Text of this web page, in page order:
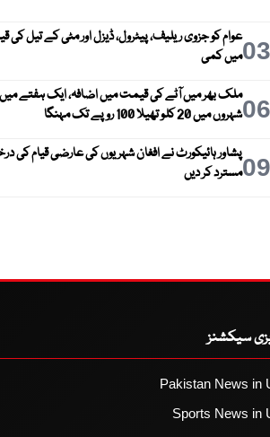
03عوام کو جزوی ریلیف، پیٹرول، ڈیزل اور مٹی کے تیل کی
میں کمی
06ملک بھر میں آٹے کی قیمت میں اضافہ، ایک ہفتے
شہروں میں 20 کلو تھیلا 100 روپے تک مہنگا
09پشاور ہائیکورٹ نے افغان شہریوں کی عارضی قیام کی
مسترد کر دیں
سیکشنز
Pakistan News in
Sports News in